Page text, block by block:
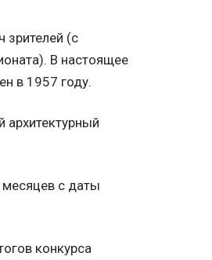
зрителей (с
В настоящее
в 1957 году.
архитектурный
месяцев с даты
конкурса